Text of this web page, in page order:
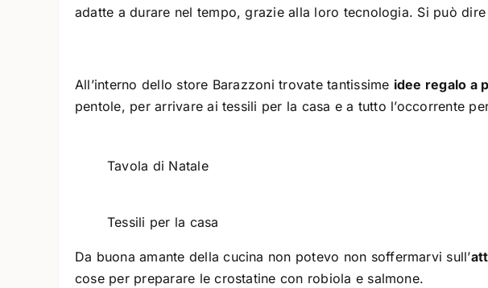
adatte a durare nel tempo, grazie alla loro tecnologia. Si può
All’interno dello store Barazzoni trovate tantissime idee regalo a
pentole, per arrivare ai tessili per la casa e a tutto l’occorrente
Tavola di Natale
Tessili per la casa
Da buona amante della cucina non potevo non soffermarvi sull’
cose per preparare le crostatine con robiola e salmone.